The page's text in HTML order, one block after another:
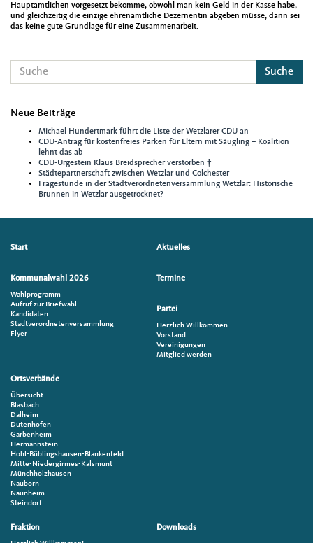
Hauptamtlichen vorgesetzt bekomme, obwohl man kein Geld in der Kasse habe,
und gleichzeitig die einzige ehrenamtliche Dezernentin abgeben müsse, dann sei
das keine gute Grundlage für eine Zusammenarbeit.
Suche
Neue Beiträge
Michael Hundertmark führt die Liste der Wetzlarer CDU an
CDU-Antrag für kostenfreies Parken für Eltern mit Säugling – Koalition
lehnt das ab
CDU-Urgestein Klaus Breidsprecher verstorben †
Städtepartnerschaft zwischen Wetzlar und Colchester
Fragestunde in der Stadtverordnetenversammlung Wetzlar: Historische
Brunnen in Wetzlar ausgetrocknet?
Seitenübersicht
Seiten-
Footer
Start Aktuelles
Kommunalwahl 2026
Wahlprogramm
Aufruf zur Briefwahl
Kandidaten
Stadtverordnetenversammlung
Flyer
Termine
Partei
Herzlich Willkommen
Vorstand
Vereinigungen
Mitglied werden
Ortsverbände
Übersicht
Blasbach
Dalheim
Dutenhofen
Garbenheim
Hermannstein
Hohl-Büblingshausen-Blankenfeld
Mitte-Niedergirmes-Kalsmunt
Münchholzhausen
Nauborn
Naunheim
Steindorf
Fraktion Downloads